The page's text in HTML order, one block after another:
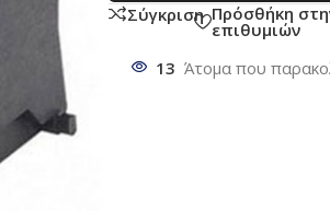
Σύγκριση Πρόσθήκη
επιθυμιών
13 Άτομα που